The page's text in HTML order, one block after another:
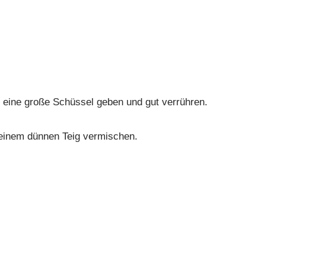
große Schüssel geben und gut verrühren.
dünnen Teig vermischen.